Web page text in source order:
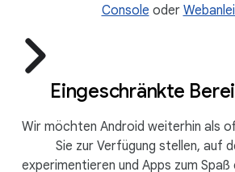
Console oder
Eingeschränkte
Wir möchten Android weiterhin als
Sie zur Verfügung stellen, auf
experimentieren und Apps zum Spaß